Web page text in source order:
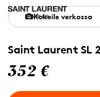
Saint Laurent SL
352 €
Kokeile verkossa